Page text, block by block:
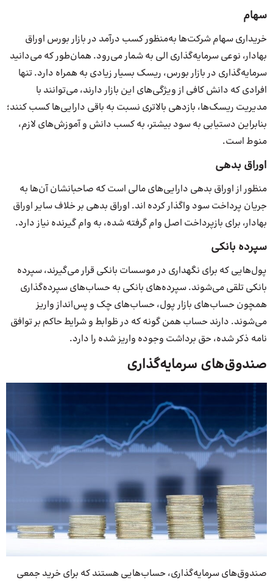
سهام
خریداری سهام شرکت‌ها به‌منظور کسب درآمد در بازار بورس اوراق
بهادار، نوعی سرمایه‌گذاری الی به شمار می‌رود. همان‌طور که می‌دانید
سرمایه‌گذاری در بازار بورس، ریسک بسیار زیادی به همراه دارد. تنها
افرادی که دانش کافی از ویژگی‌های این بازار دارند، می‌توانند با
مدیریت ریسک‌ها، بازدهی بالاتری نسبت به باقی دارایی‌ها کسب کنند؛
بنابراین دستیابی به سود بیشتر، به کسب دانش و آموزش‌های لازم،
منوط است.
اوراق بدهی
منظور از اوراق بدهی دارایی‌های مالی است که صاحبانشان آن‌ها به
جریان پرداخت سود واگذار کرده اند. اوراق بدهی بر خلاف سایر اوراق
بهادار، برای بازپرداخت اصل وام گرفته شده، به وام گیرنده نیاز دارد.
سپرده بانکی
پول‌هایی که برای نگهداری در موسسات بانکی قرار می‌گیرند، سپرده
بانکی تلقی می‌شوند. سپرده‌های بانکی به حساب‌های سپرده‌گذاری
همچون حساب‌های بازار پول، حساب‌های چک و پس‌انداز واریز
می‌شوند. دارند حساب همن گونه که در ظوابط و شرایط حاکم بر توافق
نامه ذکر شده، حق برداشت وجوده واریز شده را دارد.
صندوق‌های سرمایه‌گذاری
صندوق‌های سرمایه‌گذاری، حساب‌هایی هستند که برای خرید جمعی